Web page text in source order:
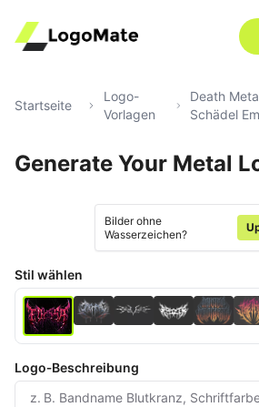
Startseite
Logo-
Vorlagen
Death
Schädel
Generate Your Metal
Ultra‑HD
Bilder ohne
Wasserzeichen?
Stil wählen
Logo‑Beschreibung